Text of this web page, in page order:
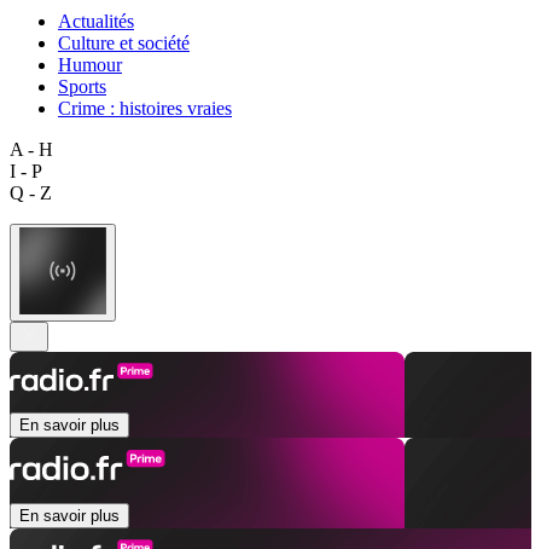
Actualités
Culture et société
Humour
Sports
Crime : histoires vraies
A - H
I - P
Q - Z
En savoir plus
En savoir plus